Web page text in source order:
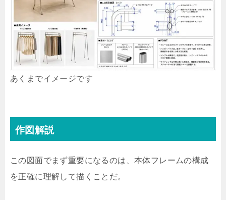
あくまでイメージです
作図解説
この図面でまず重要になるのは、本体フレームの構成
を正確に理解して描くことだ。